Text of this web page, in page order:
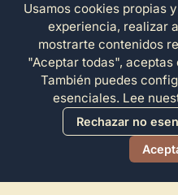
Legales
Política de Privacidad
Política de Cookies
Configuración de
Términos de Servicio
Contacto
Usamos cookies propias
experiencia, realizar
mostrarte contenidos
"Aceptar todas", aceptas
También puedes
esenciales. Lee
Rechazar no